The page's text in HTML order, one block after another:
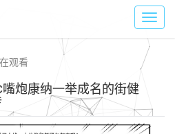
观看
炮康纳一举成名的街健